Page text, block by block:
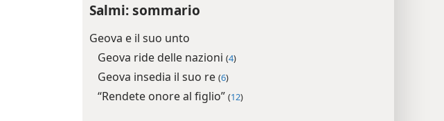
Salmi: sommario
Geova e il suo unto
Geova ride delle nazioni (4)
Geova insedia il suo re (6)
“Rendete onore al figlio” (12)